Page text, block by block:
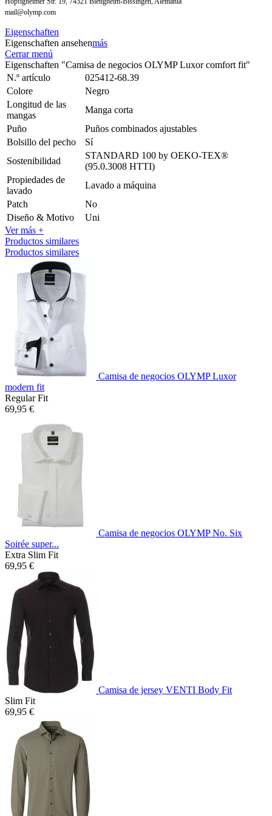
mail@olymp.com
Eigenschaften
Eigenschaften ansehenmás
Cerrar menú
Eigenschaften "Camisa de negocios OLYMP Luxor comfort fit"
N.º artículo
025412-68.39
Colore
Negro
Longitud de las
mangas
Manga corta
Puño
Puños combinados ajustables
Bolsillo del pecho
Sí
Sostenibilidad
STANDARD 100 by OEKO-TEX®
(95.0.3008 HTTI)
Propiedades de
lavado
Lavado a máquina
Patch
No
Diseño & Motivo
Uni
Ver más +
Productos similares
Productos similares
Camisa de negocios OLYMP Luxor
modern fit
Regular Fit
69,95 €
Camisa de negocios OLYMP No. Six
Soirée super...
Extra Slim Fit
69,95 €
Camisa de jersey VENTI Body Fit
Slim Fit
69,95 €